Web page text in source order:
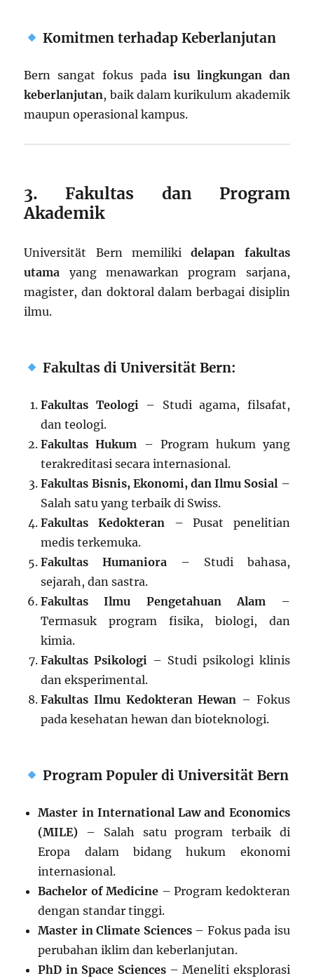
Komitmen terhadap Keberlanjutan
Bern sangat fokus padaisu lingkungan dan
keberlanjutan, baik dalam kurikulum akademik
maupun operasional kampus.
3. Fakultas dan Program
Akademik
Universität Bern memilikidelapan fakultas
utama yang menawarkan program sarjana,
magister, dan doktoral dalam berbagai disiplin
ilmu.
Fakultas di Universität Bern:
Fakultas Teologi– Studi agama, filsafat,
dan teologi.
Fakultas Hukum – Program hukum yang
terakreditasi secara internasional.
Fakultas Bisnis, Ekonomi, dan Ilmu Sosial –
Salah satu yang terbaik di Swiss.
Fakultas Kedokteran– Pusat penelitian
medis terkemuka.
Fakultas Humaniora – Studi bahasa,
sejarah, dan sastra.
Fakultas Ilmu Pengetahuan Alam–
Termasuk program fisika, biologi, dan
kimia.
Fakultas Psikologi – Studi psikologi klinis
dan eksperimental.
Fakultas Ilmu Kedokteran Hewan – Fokus
pada kesehatan hewan dan bioteknologi.
Program Populer di Universität Bern
Master in International Law and Economics
(MILE) – Salah satu program terbaik di
Eropa dalam bidang hukum ekonomi
internasional.
Bachelor of Medicine – Program kedokteran
dengan standar tinggi.
Master in Climate Sciences– Fokus pada isu
perubahan iklim dan keberlanjutan.
PhD in Space Sciences– Meneliti eksplorasi